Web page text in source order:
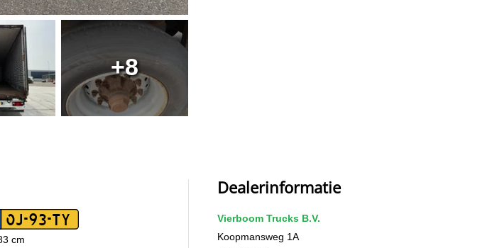
+8
OJ-93-TY
cm
Dealerinformatie
Vierboom Trucks B.V.
Koopmansweg 1A